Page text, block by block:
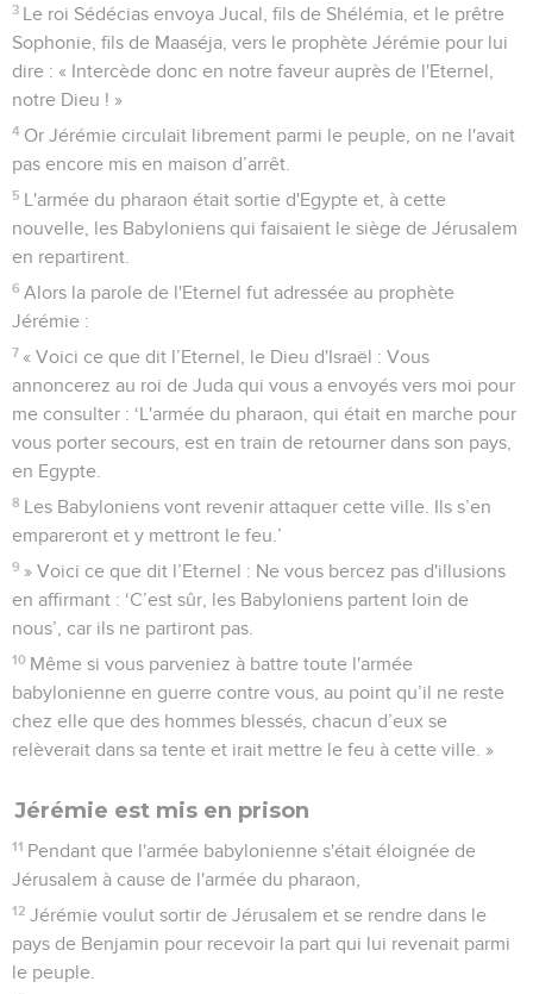
3 Le roi Sédécias envoya Jucal, fils de Shélémia, et le prêtre
Sophonie, fils de Maaséja, vers le prophète Jérémie pour lui
dire : « Intercède donc en notre faveur auprès de l'Eternel,
notre Dieu ! »
4 Or Jérémie circulait librement parmi le peuple, on ne l'avait
pas encore mis en maison d’arrêt.
5 L'armée du pharaon était sortie d'Egypte et, à cette
nouvelle, les Babyloniens qui faisaient le siège de Jérusalem
en repartirent.
6 Alors la parole de l'Eternel fut adressée au prophète
Jérémie :
7 « Voici ce que dit l’Eternel, le Dieu d'Israël : Vous
annoncerez au roi de Juda qui vous a envoyés vers moi pour
me consulter : ‘L'armée du pharaon, qui était en marche pour
vous porter secours, est en train de retourner dans son pays,
en Egypte.
8 Les Babyloniens vont revenir attaquer cette ville. Ils s’en
empareront et y mettront le feu.’
9 » Voici ce que dit l’Eternel : Ne vous bercez pas d'illusions
en affirmant : ‘C’est sûr, les Babyloniens partent loin de
nous’, car ils ne partiront pas.
10 Même si vous parveniez à battre toute l'armée
babylonienne en guerre contre vous, au point qu’il ne reste
chez elle que des hommes blessés, chacun d’eux se
relèverait dans sa tente et irait mettre le feu à cette ville. »
Jérémie est mis en prison
11 Pendant que l'armée babylonienne s'était éloignée de
Jérusalem à cause de l'armée du pharaon,
12 Jérémie voulut sortir de Jérusalem et se rendre dans le
pays de Benjamin pour recevoir la part qui lui revenait parmi
le peuple.